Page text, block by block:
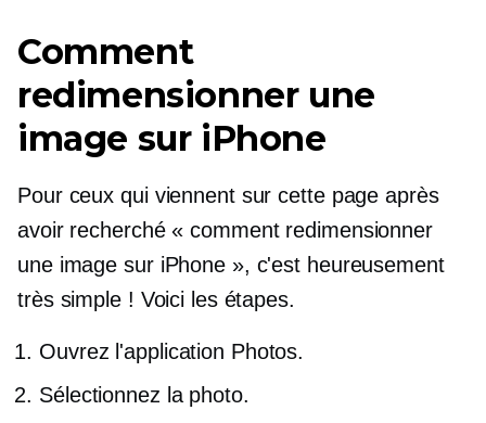
Comment
redimensionner une
image sur iPhone
Pour ceux qui viennent sur cette page après
avoir recherché « comment redimensionner
une image sur iPhone », c'est heureusement
très simple ! Voici les étapes.
Ouvrez l'application Photos.
Sélectionnez la photo.